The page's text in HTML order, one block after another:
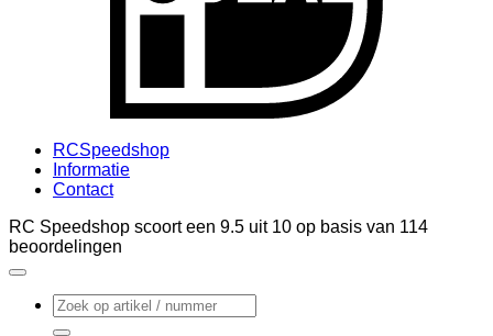
RCSpeedshop
Informatie
Contact
RC Speedshop scoort een 9.5 uit 10 op basis van 114
beoordelingen
Zoeken
naar: